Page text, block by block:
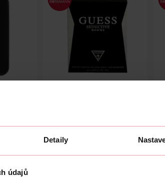
Detaily
údajů
100 ml
559 Kč
CLUB cena 799 Kč
DO KOŠÍKU